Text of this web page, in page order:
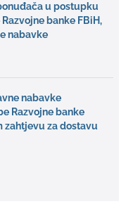
u postupku
banke FBiH,
nabavke
nabavke
Razvojne banke
zahtjevu za dostavu